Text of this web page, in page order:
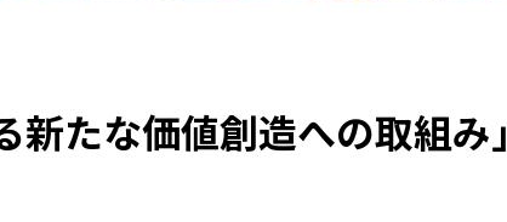
たな価値創造への取組み」